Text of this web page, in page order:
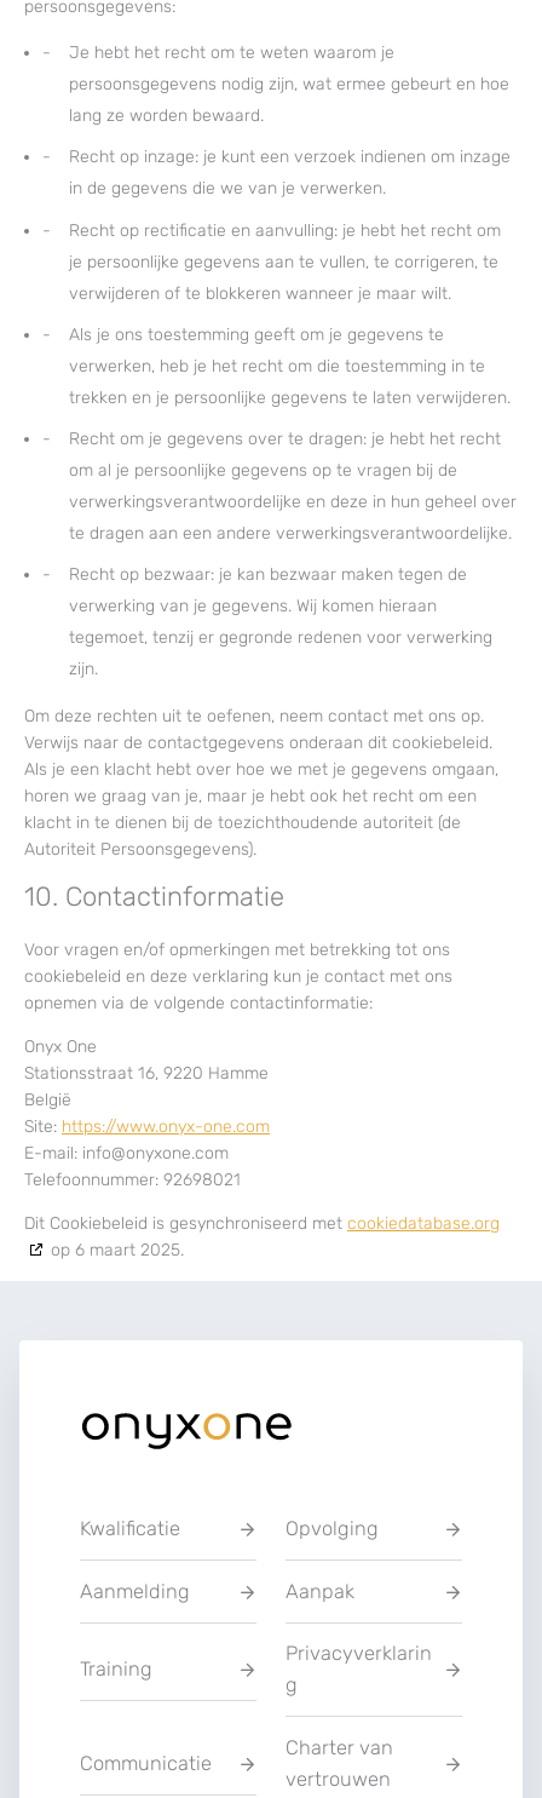
persoonsgegevens:
Je hebt het recht om te weten waarom je
persoonsgegevens nodig zijn, wat ermee gebeurt en hoe
lang ze worden bewaard.
Recht op inzage: je kunt een verzoek indienen om inzage
in de gegevens die we van je verwerken.
Recht op rectificatie en aanvulling: je hebt het recht om
je persoonlijke gegevens aan te vullen, te corrigeren, te
verwijderen of te blokkeren wanneer je maar wilt.
Als je ons toestemming geeft om je gegevens te
verwerken, heb je het recht om die toestemming in te
trekken en je persoonlijke gegevens te laten verwijderen.
Recht om je gegevens over te dragen: je hebt het recht
om al je persoonlijke gegevens op te vragen bij de
verwerkingsverantwoordelijke en deze in hun geheel over
te dragen aan een andere verwerkingsverantwoordelijke.
Recht op bezwaar: je kan bezwaar maken tegen de
verwerking van je gegevens. Wij komen hieraan
tegemoet, tenzij er gegronde redenen voor verwerking
zijn.
Om deze rechten uit te oefenen, neem contact met ons op.
Verwijs naar de contactgegevens onderaan dit cookiebeleid.
Als je een klacht hebt over hoe we met je gegevens omgaan,
horen we graag van je, maar je hebt ook het recht om een
klacht in te dienen bij de toezichthoudende autoriteit (de
Autoriteit Persoonsgegevens).
10. Contactinformatie
Voor vragen en/of opmerkingen met betrekking tot ons
cookiebeleid en deze verklaring kun je contact met ons
opnemen via de volgende contactinformatie:
Onyx One
Stationsstraat 16, 9220 Hamme
België
Site: https://www.onyx-one.com
E-mail: info@onyxone.com
Telefoonnummer: 92698021
Dit Cookiebeleid is gesynchroniseerd met cookiedatabase.org
op 6 maart 2025.
Kwalificatie Opvolging
Aanmelding Aanpak
Training
Privacyverklarin
g
Communicatie
Charter van
vertrouwen